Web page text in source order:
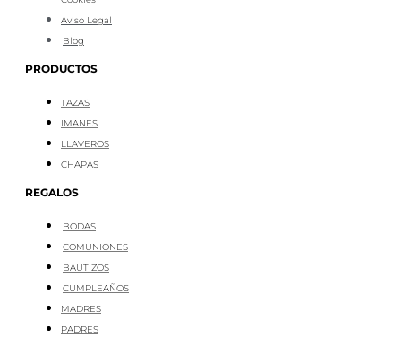
Aviso Legal
Blog
PRODUCTOS
TAZAS
IMANES
LLAVEROS
CHAPAS
REGALOS
BODAS
COMUNIONES
BAUTIZOS
CUMPLEAÑOS
MADRES
PADRES